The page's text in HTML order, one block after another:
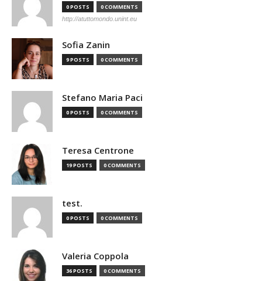
0 POSTS 0 COMMENTS
http://atuttomondo.unint.eu
Sofia Zanin
9 POSTS 0 COMMENTS
Stefano Maria Paci
0 POSTS 0 COMMENTS
Teresa Centrone
19 POSTS 0 COMMENTS
test.
0 POSTS 0 COMMENTS
Valeria Coppola
36 POSTS 0 COMMENTS